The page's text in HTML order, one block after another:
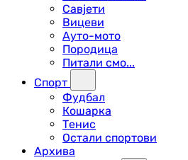
Савјети
Вицеви
Ауто-мото
Породица
Питали смо...
Спорт
Фудбал
Кошарка
Тенис
Остали спортови
Архива